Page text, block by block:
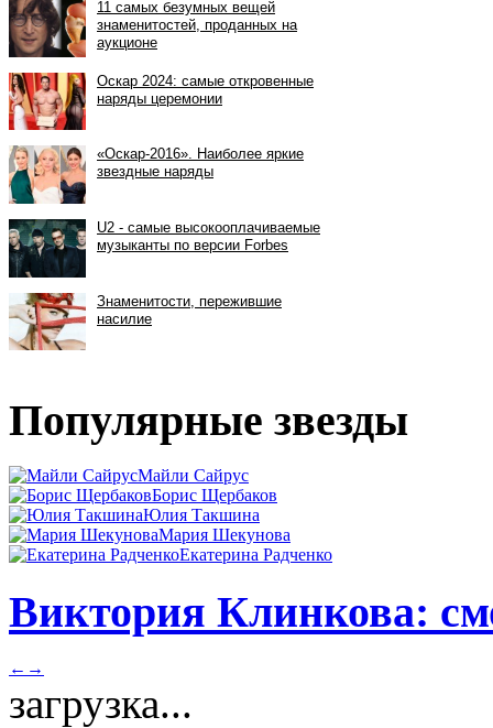
Популярные звезды
Майли Сайрус
Борис Щербаков
Юлия Такшина
Мария Шекунова
Екатерина Радченко
Виктория Клинкова:
← →
загрузка...